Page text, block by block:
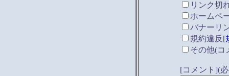
リンク切
ホームペ
バナーリ
規約違反[
その他(コ
[コメント](